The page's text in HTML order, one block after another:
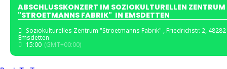
ABSCHLUSSKONZERT IM SOZIOKULTURELLEN ZENTRUM
"STROETMANNS FABRIK" IN EMSDETTEN
Soziokulturelles Zentrum "Stroetmanns Fabrik" , Friedrichstr. 2, 48282
Emsdetten
15:00 (GMT+00:00)